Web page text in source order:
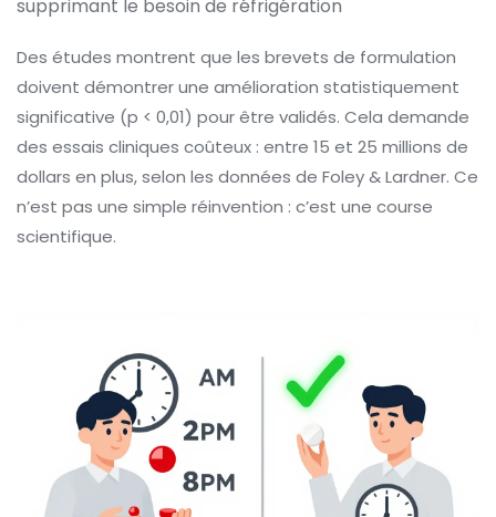
supprimant le besoin de réfrigération
Des études montrent que les brevets de formulation
doivent démontrer une amélioration statistiquement
significative (p < 0,01) pour être validés. Cela demande
des essais cliniques coûteux : entre 15 et 25 millions de
dollars en plus, selon les données de Foley & Lardner. Ce
n’est pas une simple réinvention : c’est une course
scientifique.